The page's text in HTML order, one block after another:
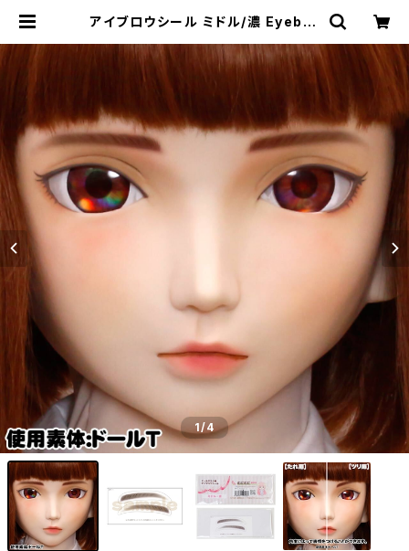
アイブロウシール ミドル/濃 Eyebro
or | むにむに製作所
1/4